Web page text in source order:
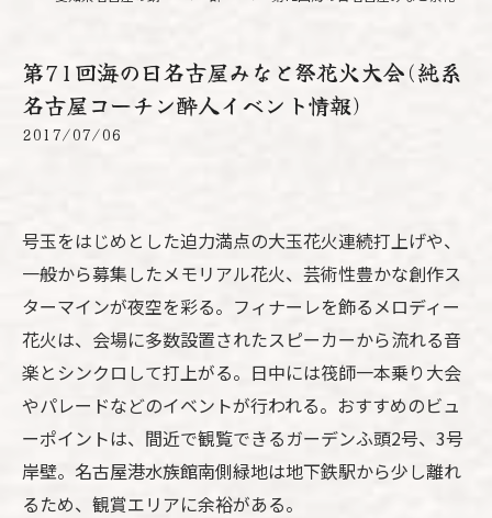
第71回海の日名古屋みなと祭花火大会(純系
名古屋コーチン酔人イベント情報)
2017/07/06
号玉をはじめとした迫力満点の大玉花火連続打上げや、
一般から募集したメモリアル花火、芸術性豊かな創作ス
ターマインが夜空を彩る。フィナーレを飾るメロディー
花火は、会場に多数設置されたスピーカーから流れる音
楽とシンクロして打上がる。日中には筏師一本乗り大会
やパレードなどのイベントが行われる。おすすめのビュ
ーポイントは、間近で観覧できるガーデンふ頭2号、3号
岸壁。名古屋港水族館南側緑地は地下鉄駅から少し離れ
るため、観賞エリアに余裕がある。